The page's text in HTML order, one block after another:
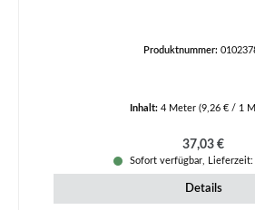
Produktnummer:
Inhalt: 4 Meter (9,26 € / 1
Regulärer
37,03 €
Sofort verfügbar, Lieferzeit:
Details